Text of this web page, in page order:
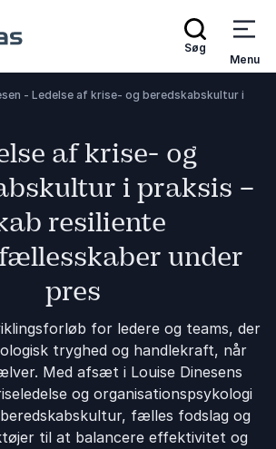
Søg
Menu
- Ledelse af krise- og beredskabskultur i
af krise- og
i praksis –
resiliente
under
pres
for ledere og teams, der
tryghed og handlekraft, når
Med afsæt i Louise Dinesens
og organisationspsykologi
fælles fodslag og
til at balancere effektivitet og